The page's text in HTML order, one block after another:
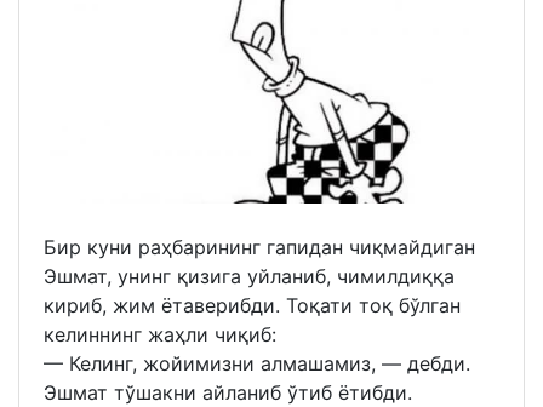
Бир куни раҳбарининг гапидан чиқмайдиган
Эшмат, унинг қизига уйланиб, чимилдиққа
кириб, жим ётаверибди. Тоқати тоқ бўлган
келиннинг жаҳли чиқиб:
— Келинг, жойимизни алмашамиз, — дебди.
Эшмат тўшакни айланиб ўтиб ётибди.